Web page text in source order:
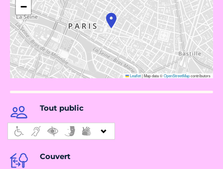
−
Leaflet|Map data ©OpenStreetMapcontributors
Tout public
Couvert